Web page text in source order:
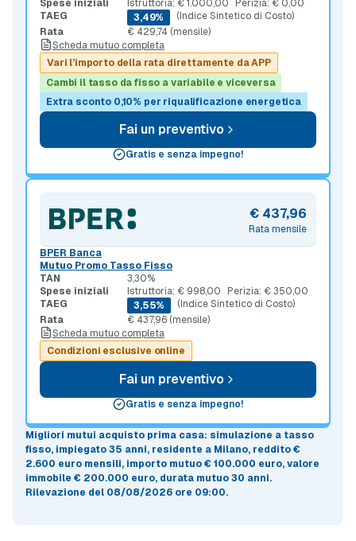
Spese iniziali Istruttoria: € 1.000,00
Perizia: € 0,00
TAEG
3,49%
(Indice Sintetico di Costo)
Rata
€ 429,74 (mensile)
Scheda mutuo completa
Vari l’importo della rata direttamente da APP
Cambi il tasso da fisso a variabile e viceversa
Extra sconto 0,10% per riqualificazione energetica
Fai un preventivo
Gratis e senza impegno!
Rata mensile
€ 437,96
BPER Banca
Mutuo Promo Tasso Fisso
TAN
3,30%
Spese iniziali
Istruttoria: € 998,00
Perizia: € 350,00
TAEG
3,55%
(Indice Sintetico di Costo)
Rata
€ 437,96 (mensile)
Scheda mutuo completa
Condizioni esclusive online
Fai un preventivo
Gratis e senza impegno!
Migliori mutui acquisto prima casa: simulazione a tasso
fisso, impiegato 35 anni, residente a Milano, reddito €
2.600 euro mensili, importo mutuo€ 100.000 euro, valore
immobile € 200.000 euro, durata mutuo30 anni.
Rilevazione del 08/08/2026 ore 09:00.